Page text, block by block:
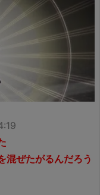
混ぜたがるんだろう